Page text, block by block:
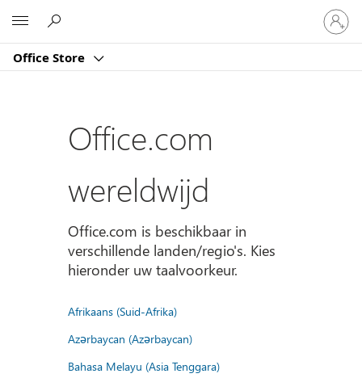
Office Store
Meld
je
aan
je
Office.com
wereldwijd
Office.com is beschikbaar in
verschillende landen/regio's. Kies
hieronder uw taalvoorkeur.
Afrikaans (Suid-Afrika)
Azərbaycan (Azərbaycan)
Bahasa Melayu (Asia Tenggara)